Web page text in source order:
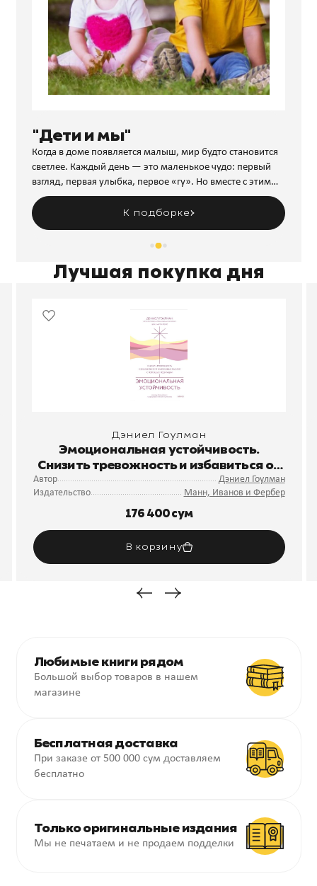
"Дети и мы"
Когда в доме появляется малыш, мир будто становится
светлее. Каждый день — это маленькое чудо: первый
взгляд, первая улыбка, первое «гу». Но вместе с этим
приходит и множество вопросов. Как помочь ребёнку
развиваться гармонично?К подборке
Лучшая покупка дня
Дэниел Гоулман
Эмоциональная устойчивость.
Снизить тревожность и избавиться от
навязчивых мыслей с помощью
медитации
Автор
Дэниел Гоулман
Издательство
Манн, Иванов и Фербер
176 400 сум
В корзину
Book
Hunter
Любимые книги рядом
Большой выбор товаров в нашем
магазине
Бесплатная доставка
При заказе от 500 000 сум доставляем
бесплатно
Только оригинальные издания
Мы не печатаем и не продаем подделки